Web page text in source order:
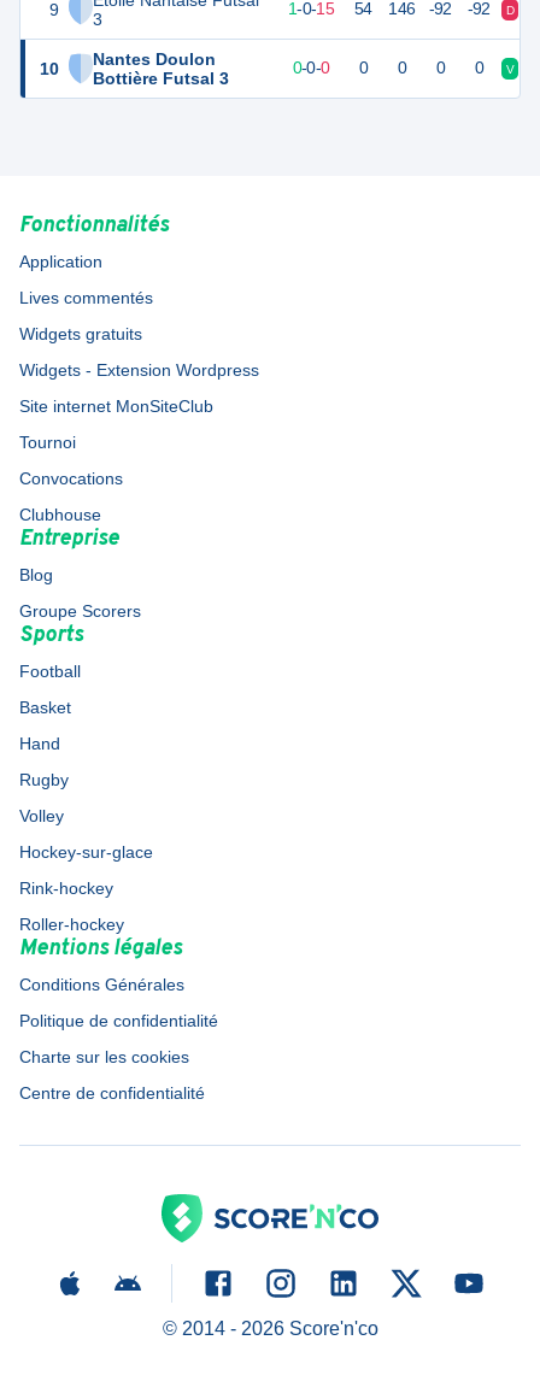
9
3
10
Nantes Doulon
Bottière Futsal 3
3 16 1-0-15 54 146 -92 -92 D
0 0-0-0 0 0 0 0 V
Fonctionnalités
Application
Lives commentés
Widgets gratuits
Widgets - Extension Wordpress
Site internet MonSiteClub
Tournoi
Convocations
Clubhouse
Entreprise
Blog
Groupe Scorers
Sports
Football
Basket
Hand
Rugby
Volley
Hockey-sur-glace
Rink-hockey
Roller-hockey
Mentions légales
Conditions Générales
Politique de confidentialité
Charte sur les cookies
Centre de confidentialité
© 2014 - 2026Score'n'co